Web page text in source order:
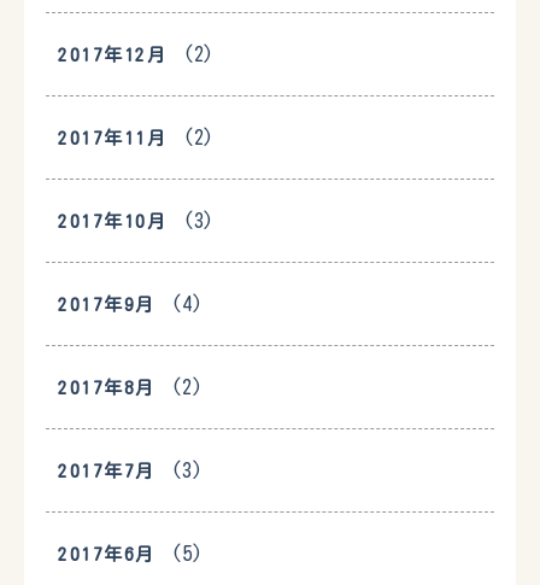
2017年12月 (2)
2017年11月 (2)
2017年10月 (3)
2017年9月 (4)
2017年8月 (2)
2017年7月 (3)
2017年6月 (5)